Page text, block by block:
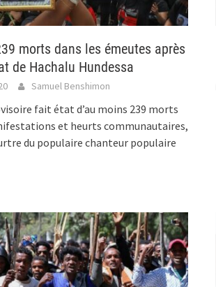
morts dans les émeutes après
de Hachalu Hundessa
Samuel Benshimon
fait état d’au moins 239 morts
et heurts communautaires,
du populaire chanteur populaire